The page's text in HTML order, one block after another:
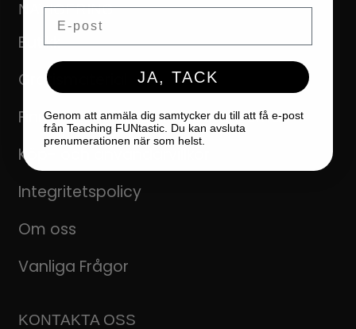
NAVIGERING
Butikk
Gratismaterial
Finn material efter kompetansemål
Köp- och användarvillkor
Integritetspolicy
Om oss
Vanliga Frågor
KONTAKTA OSS
JA, TACK
Genom att anmäla dig samtycker du till att få e-post
från Teaching FUNtastic. Du kan avsluta
prenumerationen när som helst.